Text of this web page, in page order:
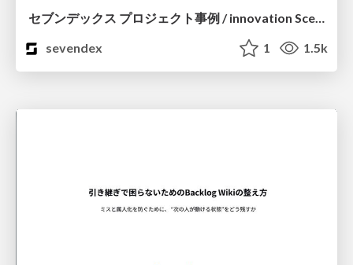
セブンデックス プロジェクト事例 / innovation Scenes
sevendex
1 1.5k